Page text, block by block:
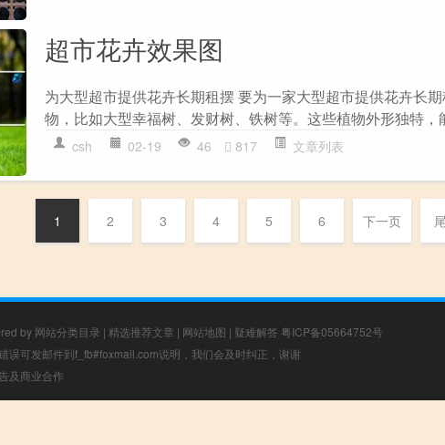
超市花卉效果图
为大型超市提供花卉长期租摆 要为一家大型超市提供花卉长
物，比如大型幸福树、发财树、铁树等。这些植物外形独特，
csh 02-19 46 817 文章列表
1 2 3 4 5 6 下一页
by 网站分类目录 | 精选推荐文章 | 网站地图 | 疑难解答 粤ICP备05664752号
误可发邮件到f_fb#foxmail.com说明，我们会及时纠正，谢谢
及商业合作